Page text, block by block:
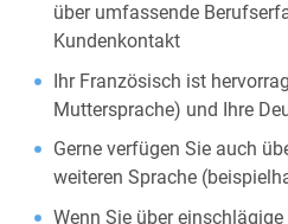
über umfassende
Kundenkontakt
Ihr Französisch ist
Muttersprache) und Ihre
Gerne verfügen Sie auch
weiteren Sprache
Wenn Sie über